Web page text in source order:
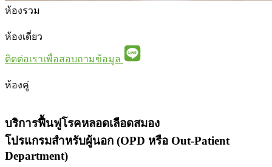
ห้องรวม
ห้องเดี่ยว
ติดต่อเราเพื่อสอบถามข้อมูล
ห้องคู่
บริการฟื้นฟูโรคหลอดเลือดสมอง
โปรแกรมสำหรับผู้นอก (OPD หรือ Out-Patient
Department)